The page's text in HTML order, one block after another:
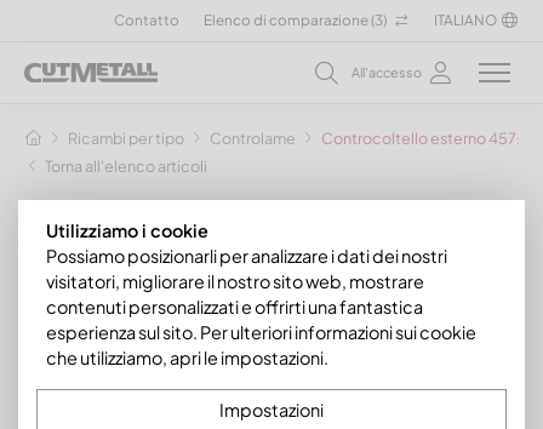
Contatto Elenco di comparazione (3) ITALIANO
All'accesso
Ricambi per tipo Controlame
Controcoltello esterno
Torna all'elenco articoli
Utilizziamo i cookie
Possiamo posizionarli per analizzare i dati dei nostri
visitatori, migliorare il nostro sito web, mostrare
contenuti personalizzati e offrirti una fantastica
esperienza sul sito. Per ulteriori informazioni sui cookie
che utilizziamo, apri le impostazioni.
Impostazioni